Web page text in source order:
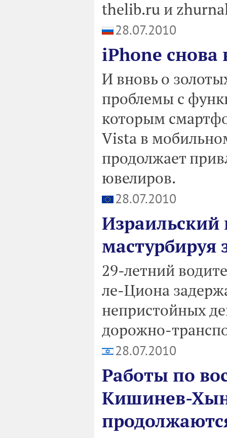
thelib.ru и
28.07.2010
iPhone снова
И вновь о
проблемы с
которым
Vista в
продолжает
ювелиров.
28.07.2010
Израильский
мастурбируя
29-летний
ле-Циона
непристойных
дорожно-
28.07.2010
Работы по
Кишинев-